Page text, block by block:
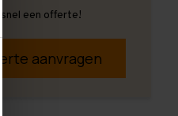
snel een offerte!
aanvragen